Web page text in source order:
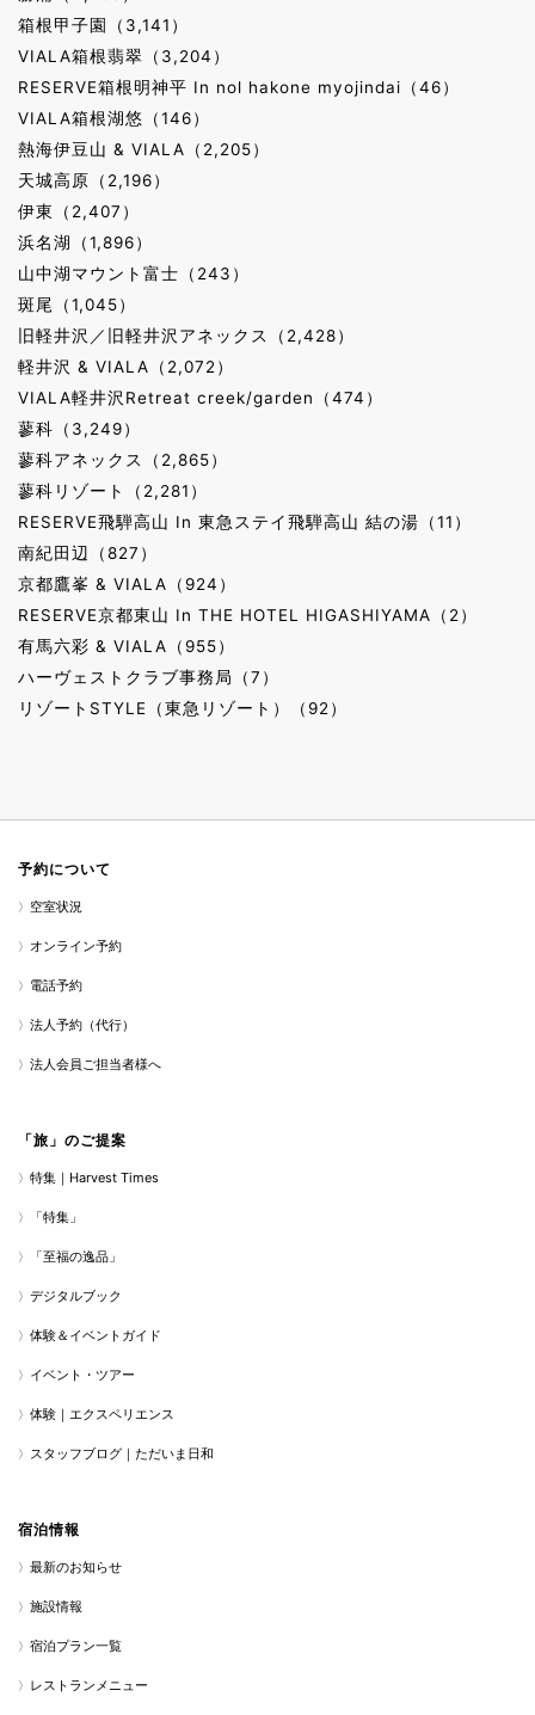
箱根甲子園（3,141）
VIALA箱根翡翠（3,204）
RESERVE箱根明神平 In nol hakone myojindai（46）
VIALA箱根湖悠（146）
熱海伊豆山 & VIALA（2,205）
天城高原（2,196）
伊東（2,407）
浜名湖（1,896）
山中湖マウント富士（243）
斑尾（1,045）
旧軽井沢／旧軽井沢アネックス（2,428）
軽井沢 & VIALA（2,072）
VIALA軽井沢Retreat creek/garden（474）
蓼科（3,249）
蓼科アネックス（2,865）
蓼科リゾート（2,281）
RESERVE飛騨高山 In 東急ステイ飛騨高山 結の湯（11）
南紀田辺（827）
京都鷹峯 & VIALA（924）
RESERVE京都東山 In THE HOTEL HIGASHIYAMA（2）
有馬六彩 & VIALA（955）
ハーヴェストクラブ事務局（7）
リゾートSTYLE（東急リゾート）（92）
予約について
空室状況
オンライン予約
電話予約
法人予約（代行）
法人会員ご担当者様へ
「旅」のご提案
特集｜Harvest Times
「特集」
「至福の逸品」
デジタルブック
体験＆イベントガイド
イベント・ツアー
体験｜エクスペリエンス
スタッフブログ｜ただいま日和
宿泊情報
最新のお知らせ
施設情報
宿泊プラン一覧
レストランメニュー